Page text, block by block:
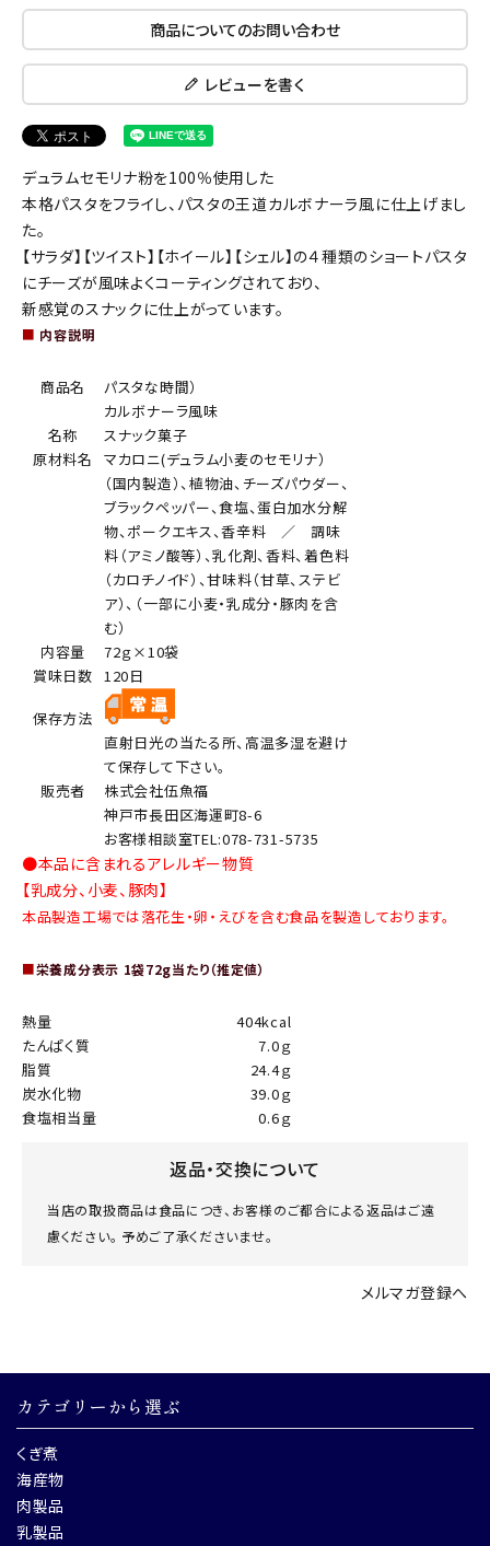
商品についてのお問い合わせ
レビューを書く
デュラムセモリナ粉を100％使用した
本格パスタをフライし、パスタの王道カルボナーラ風に仕上げまし
た。
【サラダ】【ツイスト】【ホイール】【シェル】の４種類のショートパスタ
にチーズが風味よくコーティングされており、
新感覚のスナックに仕上がっています。
■ 内容説明
商品名
パスタな時間）
カルボナーラ風味
名称
スナック菓子
原材料名
マカロニ(デュラム小麦のセモリナ）
（国内製造）、植物油、チーズパウダー、
ブラックペッパー、食塩、蛋白加水分解
物、ポークエキス、香辛料 ／ 調味
料（アミノ酸等）、乳化剤、香料、着色料
（カロチノイド）、甘味料（甘草、ステビ
ア）、（一部に小麦・乳成分・豚肉を含
む）
内容量
72ｇ×10袋
賞味日数 120日
保存方法
直射日光の当たる所、高温多湿を避け
て保存して下さい。
販売者
株式会社伍魚福
神戸市長田区海運町8-6
お客様相談室TEL:078-731-5735
●本品に含まれるアレルギー物質
【乳成分、小麦、豚肉】
本品製造工場では落花生・卵・えびを含む食品を製造しております。
■栄養成分表示 1袋72g当たり（推定値）
熱量
404kcal
たんぱく質
7.0ｇ
脂質
24.4ｇ
炭水化物
39.0ｇ
食塩相当量
0.6ｇ
返品・交換について
当店の取扱商品は食品につき、お客様のご都合による返品はご遠
慮ください。 予めご了承くださいませ。
メルマガ登録へ
カテゴリーから選ぶ
くぎ煮
海産物
肉製品
乳製品